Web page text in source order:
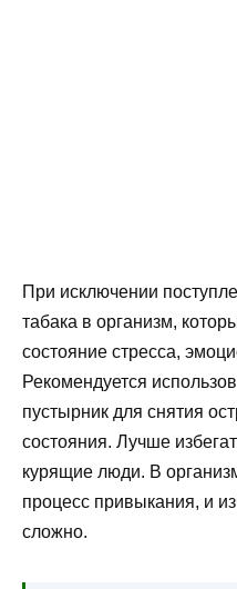
При исключении
табака в организм,
состояние стресса,
Рекомендуется
пустырник для снятия
состояния. Лучше
курящие люди. В
процесс привыкания, и
сложно.